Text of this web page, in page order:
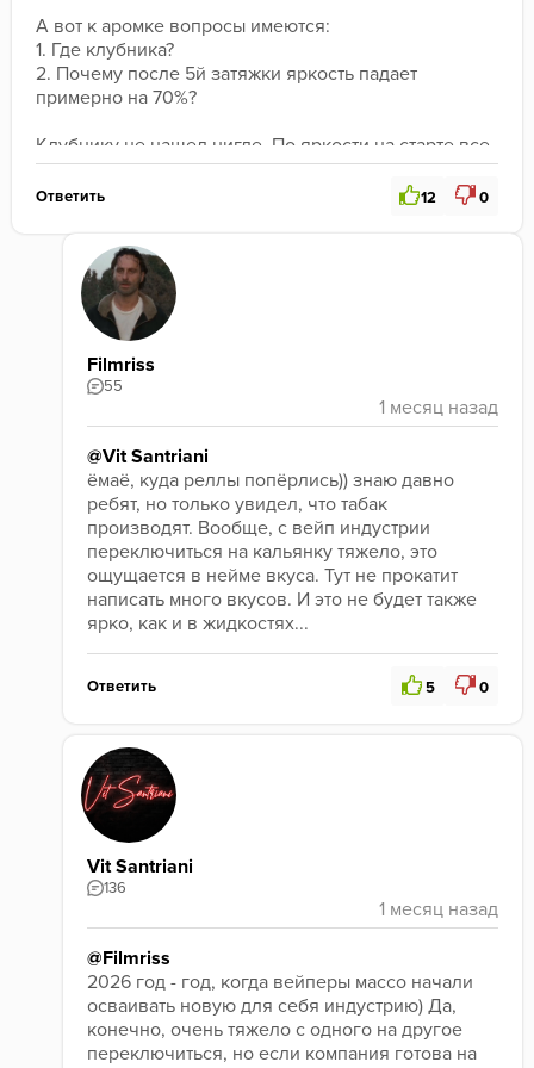
А вот к аромке вопросы имеются:
1. Где клубника?
2. Почему после 5й затяжки яркость падает
примерно на 70%?
Клубнику не нашел нигде. По яркости на старте все
было хорошо, но аромка быстро куда-то ушла
(видимо искать клубнику). В общем, не порядок.
Моя оценка - 5/10
больше.
Ответить 12 0
Filmriss
55
@Vit Santriani
ёмаё, куда реллы попёрлись)) знаю давно
ребят, но только увидел, что табак
производят. Вообще, с вейп индустрии
переключиться на кальянку тяжело, это
ощущается в нейме вкуса. Тут не прокатит
написать много вкусов. И это не будет также
ярко, как и в жидкостях...
Ответить 5 0
Vit Santriani
136
@Filmriss
2026 год - год, когда вейперы массо начали
осваивать новую для себя индустрию) Да,
конечно, очень тяжело с одного на другое
переключиться, но если компания готова на